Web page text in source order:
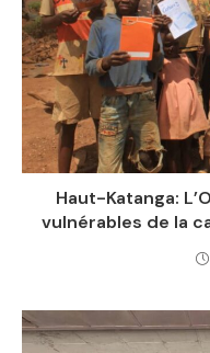
Haut-Katanga:
vulnérables de la